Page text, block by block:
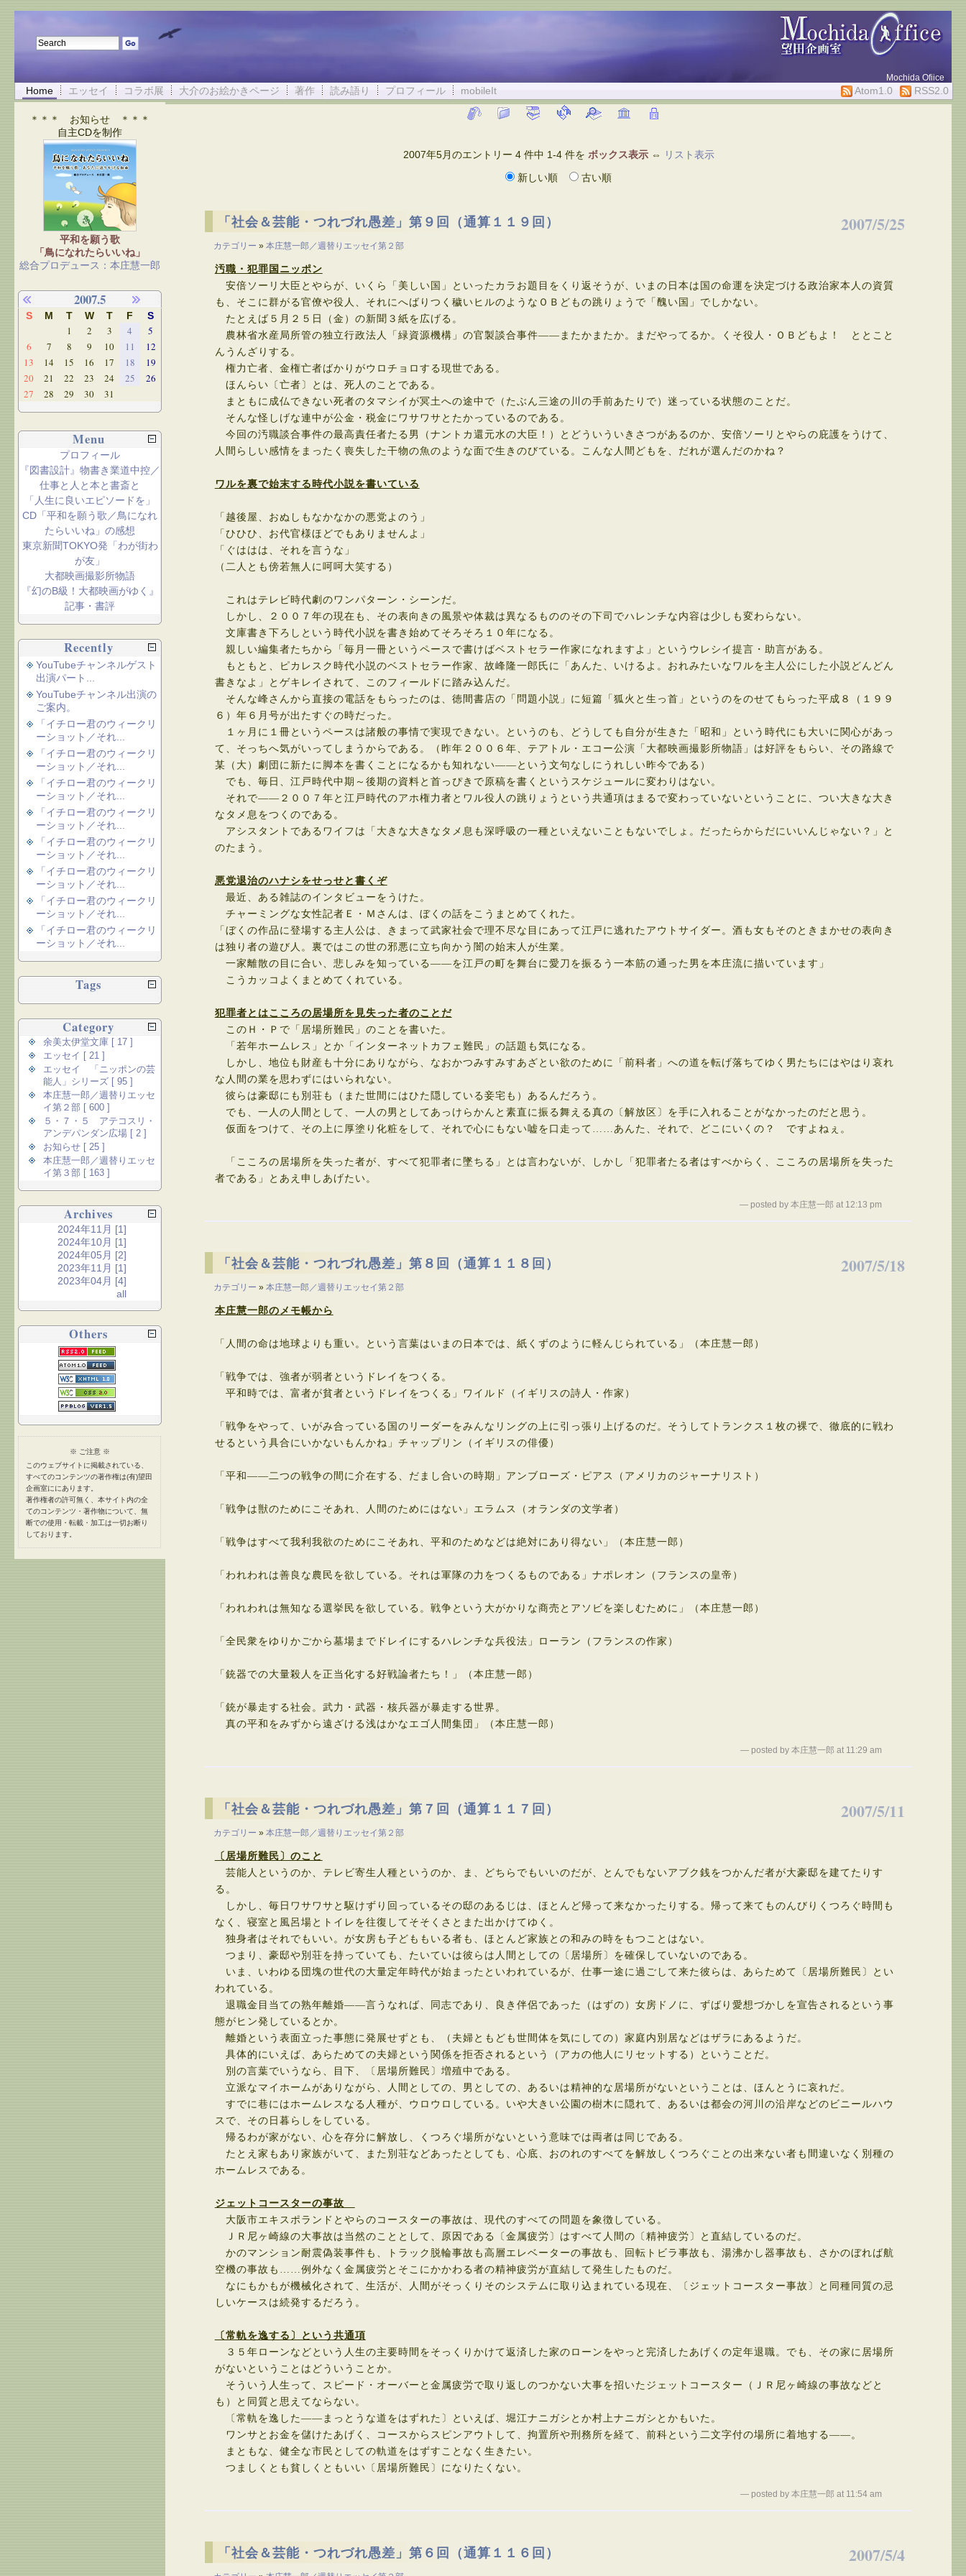
Mochida Ofiice
Home エッセイ コラボ展 大介のお絵かきページ 著作 読み語り プロフィール mobileIt RSS2.0
Atom1.0
2007年5月のエントリー 4 件中 1-4 件を ボックス表示⇔
リスト表示
新しい順
古い順
「社会＆芸能・つれづれ愚差」第９回（通算１１９回） 2007/5/25
カテゴリー » 本庄慧一郎／週替りエッセイ第２部
汚職・犯罪国ニッポン
安倍ソーリ大臣とやらが、いくら「美しい国」といったカラお題目をくり返そうが、いまの日本は国の命運を決定づける政治家本人の資質
も、そこに群がる官僚や役人、それにへばりつく穢いヒルのようなＯＢどもの跳りょうで「醜い国」でしかない。
たとえば５月２５日（金）の新聞３紙を広げる。
農林省水産局所管の独立行政法人「緑資源機構」の官製談合事件――またかまたか。まだやってるか。くそ役人・ＯＢどもよ！ ととこと
んうんざりする。
権力亡者、金権亡者ばかりがウロチョロする現世である。
ほんらい〔亡者〕とは、死人のことである。
まともに成仏できない死者のタマシイが冥土への途中で（たぶん三途の川の手前あたりで）迷っている状態のことだ。
そんな怪しげな連中が公金・税金にワサワサとたかっているのである。
今回の汚職談合事件の最高責任者たる男（ナントカ還元水の大臣！）とどういういきさつがあるのか、安倍ソーリとやらの庇護をうけて、
人間らしい感情をまったく喪失した干物の魚のような面で生きのびている。こんな人間どもを、だれが選んだのかね？
ワルを裏で始末する時代小説を書いている
「越後屋、おぬしもなかなかの悪党よのう」
「ひひひ、お代官様ほどでもありませんよ」
「ぐははは、それを言うな」
（二人とも傍若無人に呵呵大笑する）
これはテレビ時代劇のワンパターン・シーンだ。
しかし、２００７年の現在も、その表向きの風景や体裁は異なるもののその下司でハレンチな内容は少しも変わらない。
文庫書き下ろしという時代小説を書き始めてそろそろ１０年になる。
親しい編集者たちから「毎月一冊というペースで書けばベストセラー作家になれますよ」というウレシイ提言・助言がある。
もともと、ピカレスク時代小説のベストセラー作家、故峰隆一郎氏に「あんた、いけるよ。おれみたいなワルを主人公にした小説どんどん
書きなよ」とゲキレイされて、このフィールドに踏み込んだ。
そんな峰さんから直接の電話をもらったのは、徳間書店の「問題小説」に短篇「狐火と生っ首」というのをのせてもらった平成８（１９９
６）年６月号が出たすぐの時だった。
１ヶ月に１冊というペースは諸般の事情で実現できない。というのも、どうしても自分が生きた「昭和」という時代にも大いに関心があっ
て、そっちへ気がいってしまうからである。（昨年２００６年、テアトル・エコー公演「大都映画撮影所物語」は好評をもらい、その路線で
某（大）劇団に新たに脚本を書くことになるかも知れない――という文句なしにうれしい昨今である）
でも、毎日、江戸時代中期～後期の資料と首っぴきで原稿を書くというスケジュールに変わりはない。
それで――２００７年と江戸時代のアホ権力者とワル役人の跳りょうという共通項はまるで変わっていないということに、つい大きな大き
なタメ息をつくのである。
アシスタントであるワイフは「大きな大きなタメ息も深呼吸の一種といえないこともないでしょ。だったらからだにいいんじゃない？」と
のたまう。
悪党退治のハナシをせっせと書くぞ
最近、ある雑誌のインタビューをうけた。
チャーミングな女性記者Ｅ・Ｍさんは、ぼくの話をこうまとめてくれた。
「ぼくの作品に登場する主人公は、きまって武家社会で理不尽な目にあって江戸に逃れたアウトサイダー。酒も女もそのときまかせの表向き
は独り者の遊び人。裏ではこの世の邪悪に立ち向かう闇の始末人が生業。
一家離散の目に合い、悲しみを知っている――を江戸の町を舞台に愛刀を振るう一本筋の通った男を本庄流に描いています」
こうカッコよくまとめてくれている。
犯罪者とはこころの居場所を見失った者のことだ
このＨ・Ｐで「居場所難民」のことを書いた。
「若年ホームレス」とか「インターネットカフェ難民」の話題も気になる。
しかし、地位も財産も十分にありながら、なおかつみすみすあざとい欲のために「前科者」への道を転げ落ちてゆく男たちにはやはり哀れ
な人間の業を思わずにはいられない。
彼らは豪邸にも別荘も（また世間にはひた隠している妾宅も）あるんだろう。
でも、一人の人間として、一人の男としてあっけらかんと素直に振る舞える真の〔解放区〕を手に入れることがなかったのだと思う。
仮面をつけて、その上に厚塗り化粧をして、それで心にもない嘘を口走って……あんた、それで、どこにいくの？ ですよねぇ。
「こころの居場所を失った者が、すべて犯罪者に墜ちる」とは言わないが、しかし「犯罪者たる者はすべからく、こころの居場所を失った
者である」とあえ申しあげたい。
— posted by 本庄慧一郎 at 12:13 pm
「社会＆芸能・つれづれ愚差」第８回（通算１１８回） 2007/5/18
カテゴリー » 本庄慧一郎／週替りエッセイ第２部
本庄慧一郎のメモ帳から
「人間の命は地球よりも重い。という言葉はいまの日本では、紙くずのように軽んじられている」（本庄慧一郎）
「戦争では、強者が弱者というドレイをつくる。
平和時では、富者が貧者というドレイをつくる」ワイルド（イギリスの詩人・作家）
「戦争をやって、いがみ合っている国のリーダーをみんなリングの上に引っ張り上げるのだ。そうしてトランクス１枚の裸で、徹底的に戦わ
せるという具合にいかないもんかね」チャップリン（イギリスの俳優）
「平和――二つの戦争の間に介在する、だまし合いの時期」アンブローズ・ピアス（アメリカのジャーナリスト）
「戦争は獣のためにこそあれ、人間のためにはない」エラムス（オランダの文学者）
「戦争はすべて我利我欲のためにこそあれ、平和のためなどは絶対にあり得ない」（本庄慧一郎）
「われわれは善良な農民を欲している。それは軍隊の力をつくるものである」ナポレオン（フランスの皇帝）
「われわれは無知なる選挙民を欲している。戦争という大がかりな商売とアソビを楽しむために」（本庄慧一郎）
「全民衆をゆりかごから墓場までドレイにするハレンチな兵役法」ローラン（フランスの作家）
「銃器での大量殺人を正当化する好戦論者たち！」（本庄慧一郎）
「銃が暴走する社会。武力・武器・核兵器が暴走する世界。
真の平和をみずから遠ざける浅はかなエゴ人間集団」（本庄慧一郎）
— posted by 本庄慧一郎 at 11:29 am
「社会＆芸能・つれづれ愚差」第７回（通算１１７回） 2007/5/11
カテゴリー » 本庄慧一郎／週替りエッセイ第２部
〔居場所難民〕のこと
芸能人というのか、テレビ寄生人種というのか、ま、どちらでもいいのだが、とんでもないアブク銭をつかんだ者が大豪邸を建てたりす
る。
しかし、毎日ワサワサと駆けずり回っているその邸のあるじは、ほとんど帰って来なかったりする。帰って来てものんびりくつろぐ時間も
なく、寝室と風呂場とトイレを往復してそそくさとまた出かけてゆく。
独身者はそれでもいい。が女房も子どももいる者も、ほとんど家族との和みの時をもつことはない。
つまり、豪邸や別荘を持っていても、たいていは彼らは人間としての〔居場所〕を確保していないのである。
いま、いわゆる団塊の世代の大量定年時代が始まったといわれているが、仕事一途に過ごして来た彼らは、あらためて〔居場所難民〕とい
われている。
退職金目当ての熟年離婚――言うなれば、同志であり、良き伴侶であった（はずの）女房ドノに、ずばり愛想づかしを宣告されるという事
態がヒン発しているとか。
離婚という表面立った事態に発展せずとも、（夫婦ともども世間体を気にしての）家庭内別居などはザラにあるようだ。
具体的にいえば、あらためての夫婦という関係を拒否されるという（アカの他人にリセットする）ということだ。
別の言葉でいうなら、目下、〔居場所難民〕増殖中である。
立派なマイホームがありながら、人間としての、男としての、あるいは精神的な居場所がないということは、ほんとうに哀れだ。
すでに巷にはホームレスなる人種が、ウロウロしている。いや大きい公園の樹木に隠れて、あるいは都会の河川の沿岸などのビニールハウ
スで、その日暮らしをしている。
帰るわが家がない、心を存分に解放し、くつろぐ場所がないという意味では両者は同じである。
たとえ家もあり家族がいて、また別荘などあったとしても、心底、おのれのすべてを解放しくつろぐことの出来ない者も間違いなく別種の
ホームレスである。
ジェットコースターの事故
大阪市エキスポランドとやらのコースターの事故は、現代のすべての問題を象徴している。
ＪＲ尼ヶ崎線の大事故は当然のこととして、原因である〔金属疲労〕はすべて人間の〔精神疲労〕と直結しているのだ。
かのマンション耐震偽装事件も、トラック脱輪事故も高層エレベーターの事故も、回転トビラ事故も、湯沸かし器事故も、さかのぼれば航
空機の事故も……例外なく金属疲労とそこにかかわる者の精神疲労が直結して発生したものだ。
なにもかもが機械化されて、生活が、人間がそっくりそのシステムに取り込まれている現在、〔ジェットコースター事故〕と同種同質の忌
しいケースは続発するだろう。
〔常軌を逸する〕という共通項
３５年ローンなどという人生の主要時間をそっくりかけて返済した家のローンをやっと完済したあげくの定年退職。でも、その家に居場所
がないということはどういうことか。
そういう人生って、スピード・オーバーと金属疲労で取り返しのつかない大事を招いたジェットコースター（ＪＲ尼ヶ崎線の事故などと
も）と同質と思えてならない。
〔常軌を逸した――まっとうな道をはずれた〕といえば、堀江ナニガシとか村上ナニガシとかもいた。
ワンサとお金を儲けたあげく、コースからスピンアウトして、拘置所や刑務所を経て、前科という二文字付の場所に着地する――。
まともな、健全な市民としての軌道をはずすことなく生きたい。
つましくとも貧しくともいい〔居場所難民〕になりたくない。
— posted by 本庄慧一郎 at 11:54 am
「社会＆芸能・つれづれ愚差」第６回（通算１１６回） 2007/5/4
＊＊＊ お知らせ ＊＊＊
自主CDを制作
平和を願う歌
「鳥になれたらいいね」
総合プロデュース：本庄慧一郎
2007.5
S M T W T F S
1 2 3 4
5
6
7 8 9 10 11
12
13
14 15 16 17 18
19
20
21 22 23 24 25
26
27
28 29 30 31
Menu
プロフィール
『図書設計』物書き業道中控／
仕事と人と本と書斎と
「人生に良いエピソードを」
CD「平和を願う歌／鳥になれ
たらいいね」の感想
東京新聞TOKYO発「わが街わ
が友」
大都映画撮影所物語
『幻のB級！大都映画がゆく』
記事・書評
Recently
YouTubeチャンネルゲスト
出演パート...
YouTubeチャンネル出演の
ご案内。
「イチロー君のウィークリ
ーショット／それ...
「イチロー君のウィークリ
ーショット／それ...
「イチロー君のウィークリ
ーショット／それ...
「イチロー君のウィークリ
ーショット／それ...
「イチロー君のウィークリ
ーショット／それ...
「イチロー君のウィークリ
ーショット／それ...
「イチロー君のウィークリ
ーショット／それ...
「イチロー君のウィークリ
ーショット／それ...
Tags
Category
余美太伊堂文庫 [ 17 ]
エッセイ [ 21 ]
エッセイ 「ニッポンの芸
能人」シリーズ [ 95 ]
本庄慧一郎／週替りエッセ
イ第２部 [ 600 ]
５・７・５ アテコスリ・
アンデパンダン広場 [ 2 ]
お知らせ [ 25 ]
本庄慧一郎／週替りエッセ
イ第３部 [ 163 ]
Archives
2024年11月 [1]
2024年10月 [1]
2024年05月 [2]
2023年11月 [1]
2023年04月 [4]
all
Others
※ ご注意 ※
このウェブサイトに掲載されている、
すべてのコンテンツの著作権は(有)望田
企画室ににあります。
著作権者の許可無く、本サイト内の全
てのコンテンツ・著作物について、無
断での使用・転載・加工は一切お断り
しております。